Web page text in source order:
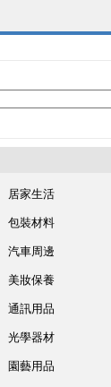
居家生活
包裝材料
汽車周邊
美妝保養
通訊用品
光學器材
園藝用品